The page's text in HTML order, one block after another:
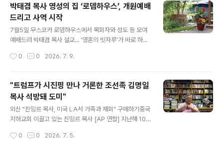
박태겸 목사 영성의 집 ‘로뎀하우스’, 개원예배
드리고 사역 시작
7월5일 무스코카 로뎀하우스에서 목회자와 성도 등 모여
예배드려 박태겸 목사 설교... ‘영혼의 빗자루’가 바로 하나
곤을 회복시키는 원자(피톤치드)가 나와. “로뎀하우스가
로” 캐나다 동신교회 직전 담임목사를 역임한 박태겸 목사
(KPCA 해외한인장로회 전 총회장)가 온타리오 무스코카
에 조성한 영성의 집 ‘로뎀하우스’의 개원 예배가 지난 7월
5일 주일 오후 무스코카 현지(1712 Muskoka Beach R
d. Bracebtidge ON. P1P 1R1)에서 다수의 목회자와 동
데 열렸다. 이날 예배는 배장훈 목사(동신교회 담임)..
0 0 2026. 7. 9.
"트럼프가 시진핑 만나 거론한 조선족 김명일
목사 석방돼 도미"
외신 "진밍르 목사, 미국 LA서 가족과 재회" 구매하기중국
지하교회 이끌고 있는 진밍르 목사 [AP 연합] 지난해 10월
금됐던 조선족 진밍르(김명일) 목사가 약 9개월 만에 석방
0 0 2026. 7. 5.